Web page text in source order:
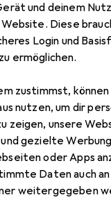
und deinem
Diese
Login und
ermöglichen.
zustimmst,
nutzen, um dir
zeigen, unsere
gezielte
oder Apps
Daten auch
weitergegeben